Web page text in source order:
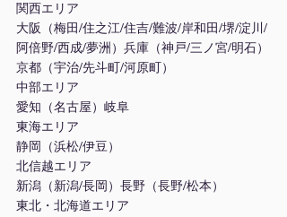
関西エリア
大阪（梅田/住之江/住吉/難波/岸和田/堺/淀川/
阿倍野/西成/夢洲）兵庫（神戸/三ノ宮/明石）
京都（宇治/先斗町/河原町）
中部エリア
愛知（名古屋）岐阜
東海エリア
静岡（浜松/伊豆）
北信越エリア
新潟（新潟/長岡）長野（長野/松本）
東北・北海道エリア